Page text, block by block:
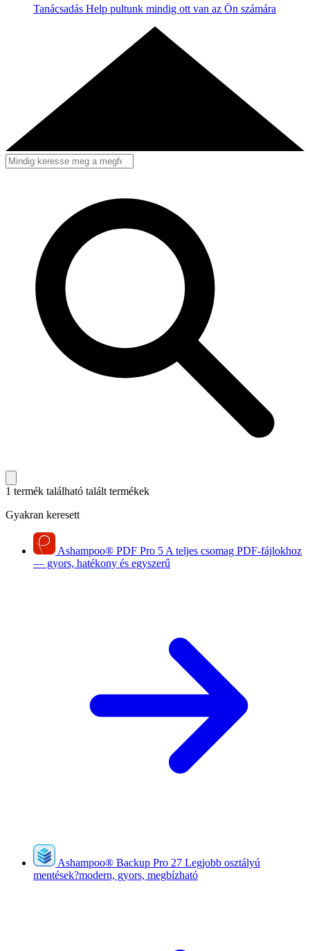
Tanácsadás Help pultunk mindig ott van az Ön számára
1 termék található talált termékek
Gyakran keresett
Ashampoo® PDF Pro 5 A teljes csomag PDF-fájlokhoz
— gyors, hatékony és egyszerű
Ashampoo® Backup Pro 27 Legjobb osztályú
mentések?modern, gyors, megbízható